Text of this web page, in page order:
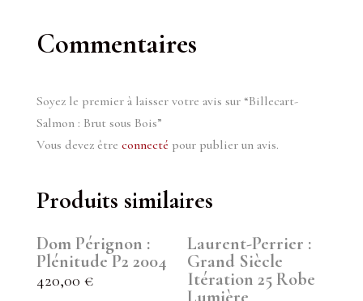
Commentaires
Soyez le premier à laisser votre avis sur “Billecart-
Salmon : Brut sous Bois”
Vous devez être connecté pour publier un avis.
Produits similaires
Dom Pérignon :
Plénitude P2 2004
420,00 €
Laurent-Perrier :
Grand Siècle
Itération 25 Robe